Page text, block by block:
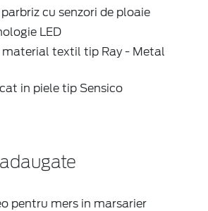
cu senzori de ploaie
LED
material textil tip Ray - Metal
in piele tip Sensico
pentru mers in marsarier